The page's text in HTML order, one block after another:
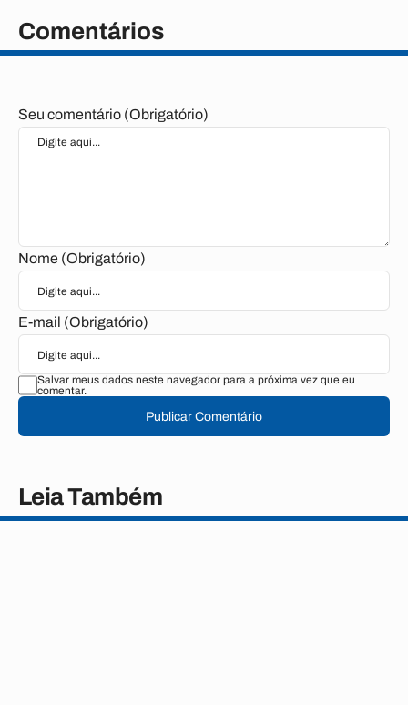
Comentários
Seu comentário (Obrigatório)
Nome (Obrigatório)
E-mail (Obrigatório)
Salvar meus dados neste navegador para a próxima vez que eu
comentar.
Publicar Comentário
Leia Também